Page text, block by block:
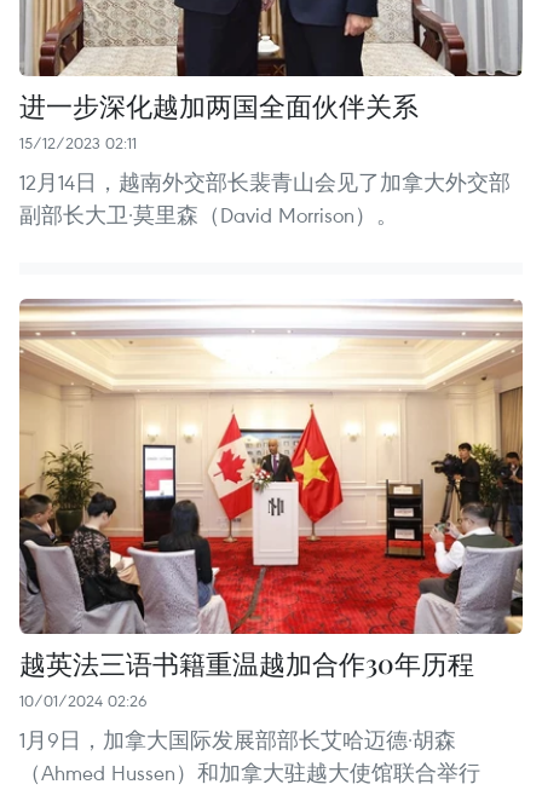
进一步深化越加两国全面伙伴关系
15/12/2023 02:11
12月14日，越南外交部长裴青山会见了加拿大外交部
副部长大卫·莫里森（David Morrison）。
越英法三语书籍重温越加合作30年历程
10/01/2024 02:26
1月9日，加拿大国际发展部部长艾哈迈德·胡森
（Ahmed Hussen）和加拿大驻越大使馆联合举行